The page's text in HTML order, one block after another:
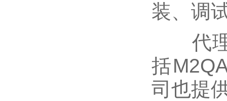
装、调
代理
括
司也提